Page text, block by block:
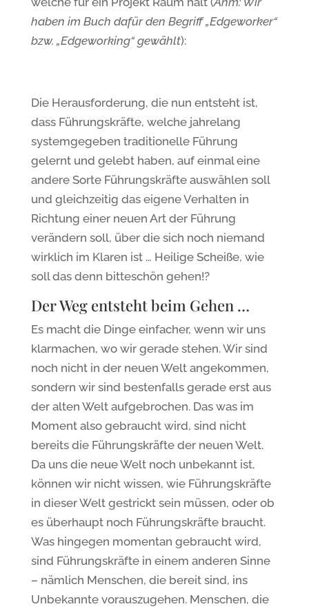
haben im Buch dafür den Begriff „Edgeworker“
bzw. „Edgeworking“ gewählt):
Die Herausforderung, die nun entsteht ist,
dass Führungskräfte, welche jahrelang
systemgegeben traditionelle Führung
gelernt und gelebt haben, auf einmal eine
andere Sorte Führungskräfte auswählen soll
und gleichzeitig das eigene Verhalten in
Richtung einer neuen Art der Führung
verändern soll, über die sich noch niemand
wirklich im Klaren ist … Heilige Scheiße, wie
soll das denn bitteschön gehen!?
Der Weg entsteht beim Gehen …
Es macht die Dinge einfacher, wenn wir uns
klarmachen, wo wir gerade stehen. Wir sind
noch nicht in der neuen Welt angekommen,
sondern wir sind bestenfalls gerade erst aus
der alten Welt aufgebrochen. Das was im
Moment also gebraucht wird, sind nicht
bereits die Führungskräfte der neuen Welt.
Da uns die neue Welt noch unbekannt ist,
können wir nicht wissen, wie Führungskräfte
in dieser Welt gestrickt sein müssen, oder ob
es überhaupt noch Führungskräfte braucht.
Was hingegen momentan gebraucht wird,
sind Führungskräfte in einem anderen Sinne
– nämlich Menschen, die bereit sind, ins
Unbekannte vorauszugehen. Menschen, die